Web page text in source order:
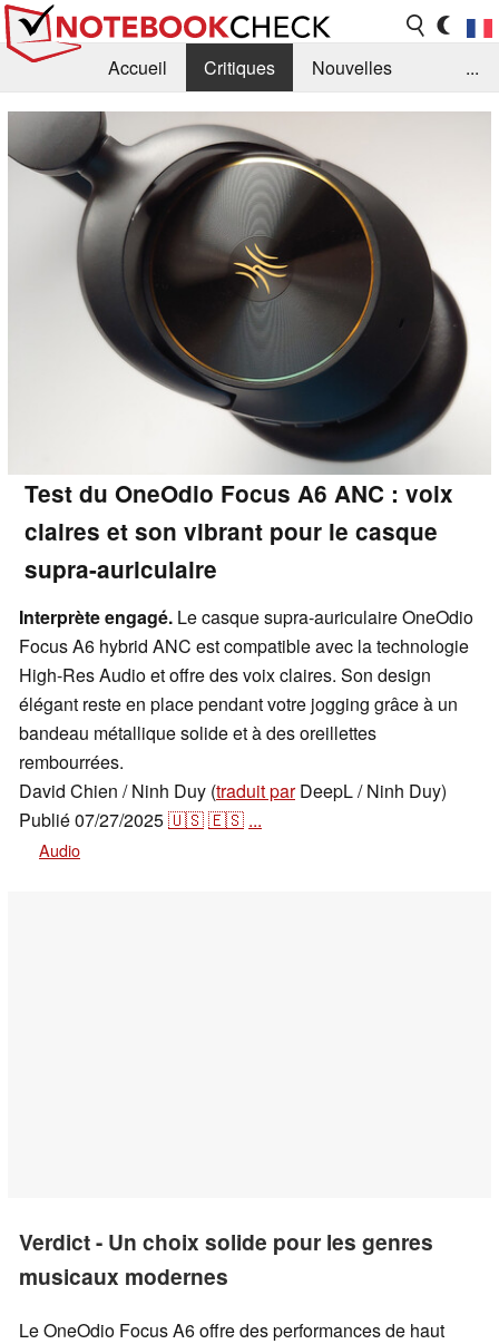
Accueil Critiques
Nouvelles
FAQ
Bibliothèque
Guide d'achat
Recherche
Contact
...
Test du OneOdio Focus A6 ANC : voix
claires et son vibrant pour le casque
supra-auriculaire
Interprète engagé. Le casque supra-auriculaire OneOdio
Focus A6 hybrid ANC est compatible avec la technologie
High-Res Audio et offre des voix claires. Son design
élégant reste en place pendant votre jogging grâce à un
bandeau métallique solide et à des oreillettes
rembourrées.
David Chien / Ninh Duy (traduit parDeepL / Ninh Duy)
Publié07/27/2025🇺🇸🇪🇸 ...
Audio
Verdict - Un choix solide pour les genres
musicaux modernes
Le OneOdio Focus A6 offre des performances de haut